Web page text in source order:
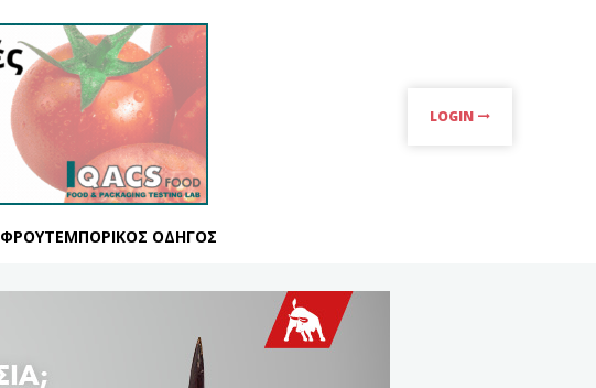
LOGIN
ΦΡΟΥΤΕΜΠΟΡΙΚΌΣ ΟΔΗΓΌΣ